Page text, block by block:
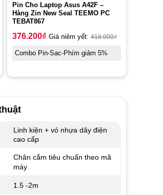
Pin Cho Laptop Asus A42F –
Hàng Zin New Seal TEEMO PC
TEBAT867
376.200₫ Giá niêm yết: 418.000₫
Combo Pin-Sạc-Phím giảm 5%
Linh kiện + vỏ nhựa dây điện
cao cấp
Chân cắm tiêu chuẩn theo mã
máy
1.5 -2m